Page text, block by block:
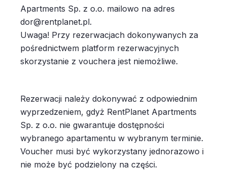
Apartments Sp. z o.o. mailowo na adres
dor@rentplanet.pl.
Uwaga! Przy rezerwacjach dokonywanych za
pośrednictwem platform rezerwacyjnych
skorzystanie z vouchera jest niemożliwe.
Rezerwacji należy dokonywać z odpowiednim
wyprzedzeniem, gdyż RentPlanet Apartments
Sp. z o.o. nie gwarantuje dostępności
wybranego apartamentu w wybranym terminie.
Voucher musi być wykorzystany jednorazowo i
nie może być podzielony na części.